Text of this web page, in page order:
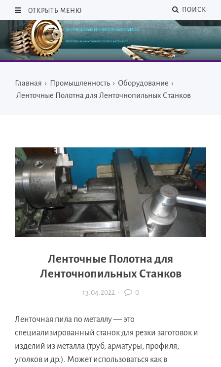
ОТКРЫТЬ МЕНЮ ПОИСК
Главная › Промышленность › Оборудование ›
Ленточные Полотна для Ленточнопильных Станков
Ленточные Полотна для
Ленточнопильных Станков
13.04.2022· 0
Ленточная пила по металлу — это
специализированный станок для резки заготовок и
изделий из металла (труб, арматуры, профиля,
уголков и др.). Может использоваться как в